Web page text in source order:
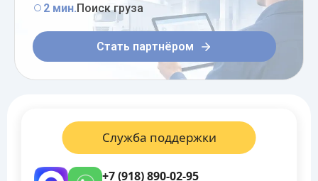
2 мин.Поиск груза
Стать партнёром
Служба поддержки
+7 (918) 890-02-95